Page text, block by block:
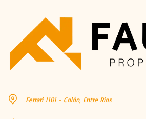
Ferrari 1101 - Colón, Entre Ríos